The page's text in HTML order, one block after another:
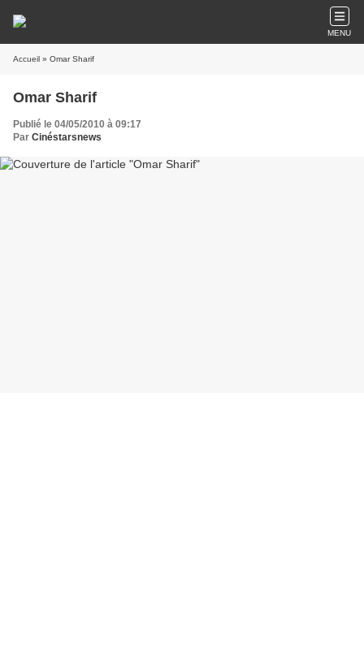
MENU
Accueil » Omar Sharif
Omar Sharif
Publié le 04/05/2010 à 09:17
Par Cinéstarsnews